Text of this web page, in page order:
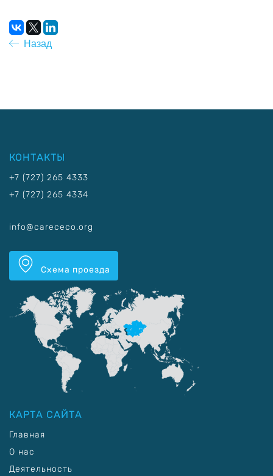
Назад
КОНТАКТЫ
+7 (727) 265 4333
+7 (727) 265 4334
info@carececo.org
Схема проезда
КАРТА САЙТА
Главная
О нас
Деятельность